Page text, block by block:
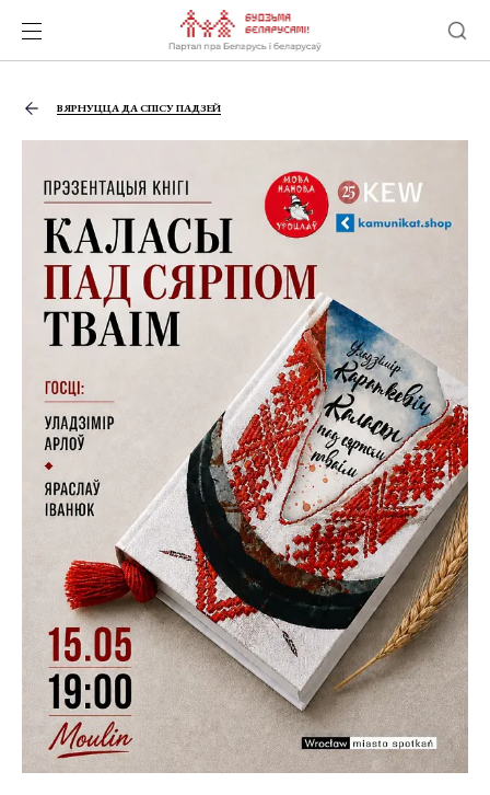
ВЯРНУЦЦА ДА СПІСУ ПАДЗЕЙ